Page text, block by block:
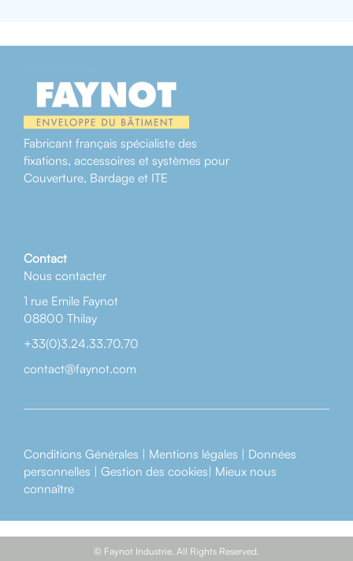
Fabricant français spécialiste des
fixations, accessoires et systèmes pour
Couverture, Bardage et ITE
Contact
Nous contacter
1 rue Emile Faynot
08800 Thilay
+33(0)3.24.33.70.70
contact@faynot.com
Conditions Générales | Mentions légales | Données
personnelles | Gestion des cookies| Mieux nous
connaître
© Faynot Industrie. All Rights Reserved.